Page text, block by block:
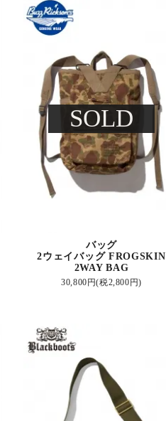
SOLD
バッグ
2ウェイバッグ FROGSKIN
2WAY BAG
30,800円(税2,800円)